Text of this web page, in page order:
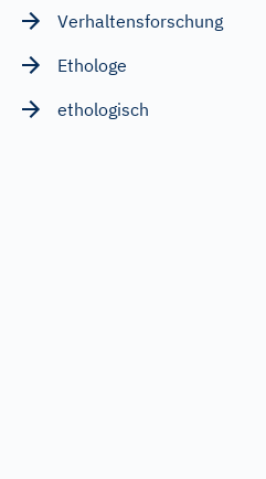
Verhaltensforschung
Ethologe
ethologisch